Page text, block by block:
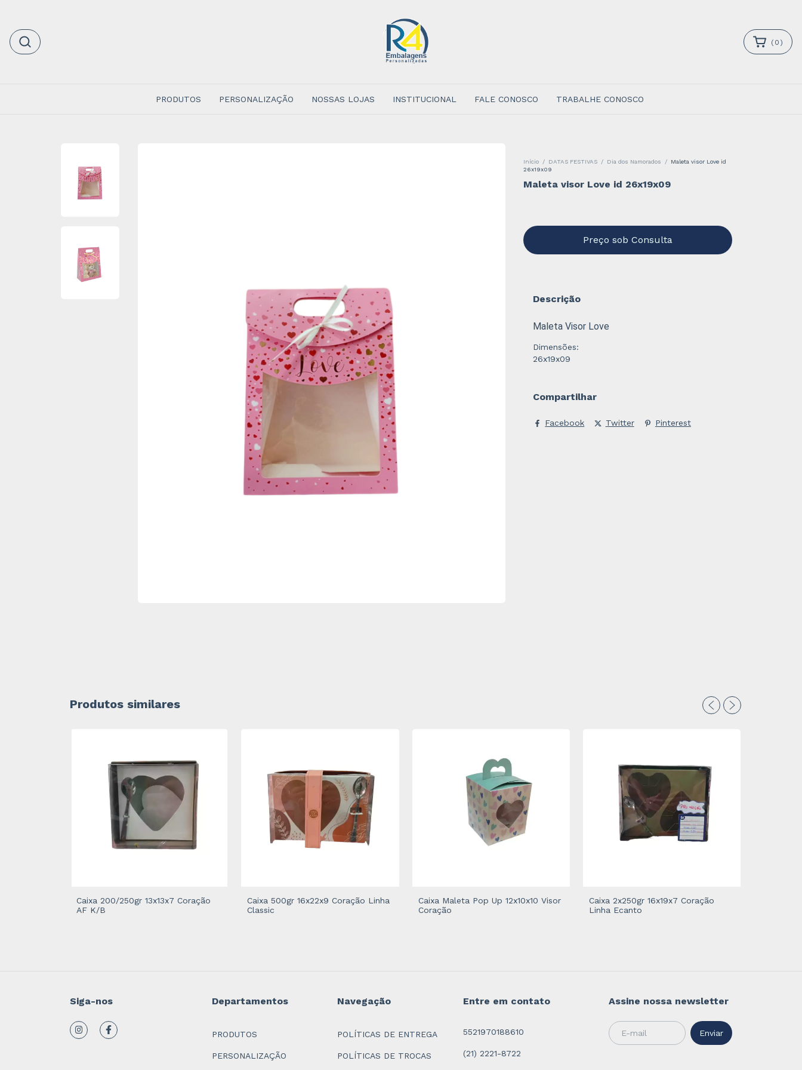
( 0 )
PRODUTOS PERSONALIZAÇÃO NOSSAS LOJAS INSTITUCIONAL FALE CONOSCO TRABALHE CONOSCO
Início / DATAS FESTIVAS / Dia dos Namorados /
Maleta visor Love id
26x19x09
Maleta visor Love id 26x19x09
Descrição
Maleta Visor Love
Dimensões:
26x19x09
Compartilhar
Facebook Twitter Pinterest
Produtos similares
Caixa 200/250gr 13x13x7 Coração
AF K/B
Caixa 500gr 16x22x9 Coração Linha
Classic
Caixa Maleta Pop Up 12x10x10 Visor
Coração
Caixa 2x250gr 16x19x7 Coração
Linha Ecanto
Siga-nos Departamentos
PRODUTOS
PERSONALIZAÇÃO
Navegação
POLÍTICAS DE ENTREGA
POLÍTICAS DE TROCAS
Entre em contato
5521970188610
(21) 2221-8722
Assine nossa newsletter